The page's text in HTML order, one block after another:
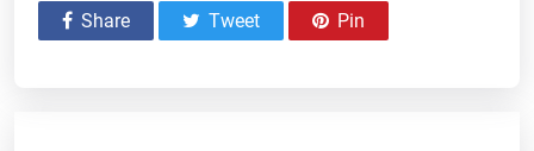
Share Tweet Pin